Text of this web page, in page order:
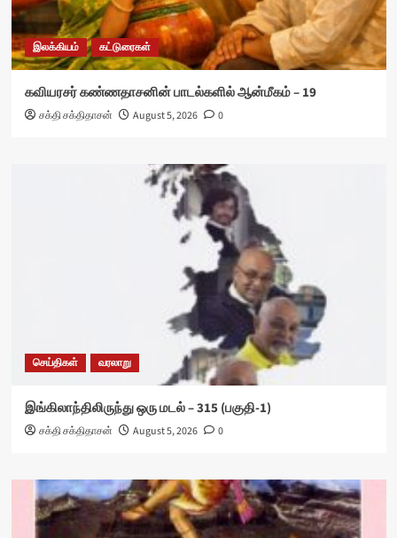
இலக்கியம் கட்டுரைகள்
கவியரசர் கண்ணதாசனின் பாடல்களில் ஆன்மீகம் – 19
சக்தி சக்திதாசன் August 5, 2026 0
செய்திகள் வரலாறு
இங்கிலாந்திலிருந்து ஒரு மடல் – 315 (பகுதி-1)
சக்தி சக்திதாசன் August 5, 2026 0